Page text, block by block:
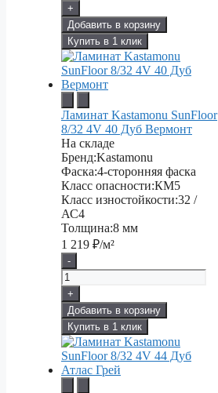
+
Добавить в корзину
Купить в 1 клик
Ламинат Kastamonu SunFloor
8/32 4V 40 Дуб Вермонт
На складе
Бренд:Kastamonu
Фаска:4-сторонняя фаска
Класс опасности:КМ5
Класс изностойкости:32 /
АС4
Толщина:8 мм
1 219 ₽/м²
-
+
Добавить в корзину
Купить в 1 клик